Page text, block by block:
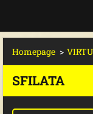
Homepage >
SFILATA